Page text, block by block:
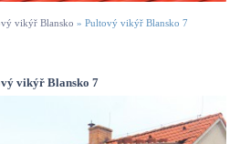
vikýř Blansko » Pultový vikýř Blansko 7
vikýř Blansko 7